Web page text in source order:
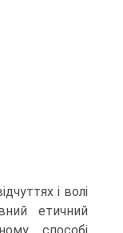
і волі
етичний